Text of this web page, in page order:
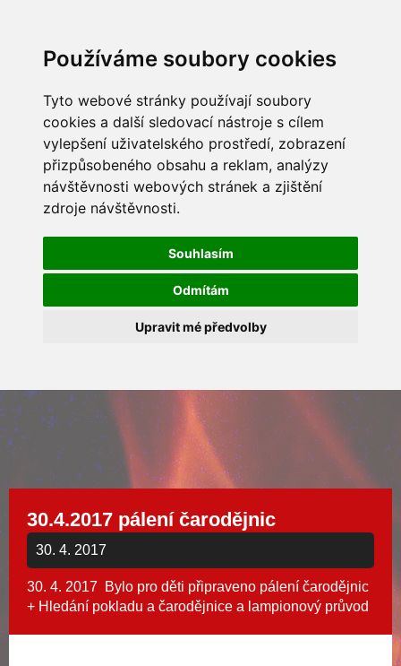
Používáme soubory cookies
Tyto webové stránky používají soubory
cookies a další sledovací nástroje s cílem
vylepšení uživatelského prostředí, zobrazení
přizpůsobeného obsahu a reklam, analýzy
návštěvnosti webových stránek a zjištění
zdroje návštěvnosti.
Souhlasím
Odmítám
Upravit mé předvolby
30.4.2017 pálení čarodějnic
30. 4. 2017
30. 4. 2017 Bylo pro děti připraveno pálení čarodějnic
+ Hledání pokladu a čarodějnice a lampionový průvod